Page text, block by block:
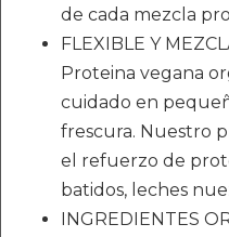
de cada mezcla
FLEXIBLE Y
Proteina vegana
cuidado en
frescura. Nuestro
el refuerzo de
batidos, leches
INGREDIENTES